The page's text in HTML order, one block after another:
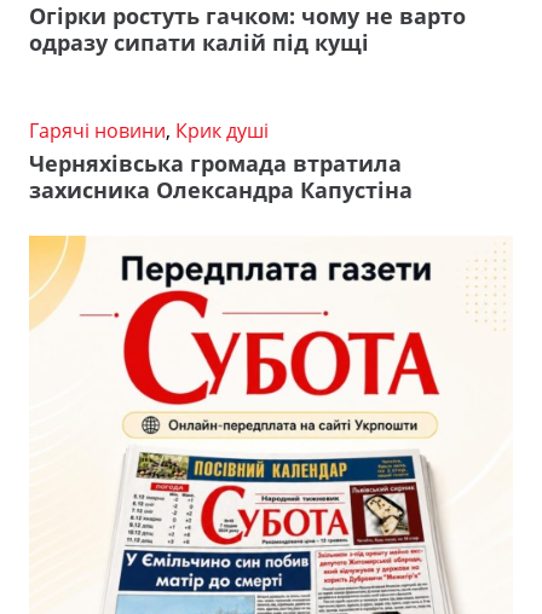
Огірки ростуть гачком: чому не варто
одразу сипати калій під кущі
Гарячі новини, Крик душі
Черняхівська громада втратила
захисника Олександра Капустіна